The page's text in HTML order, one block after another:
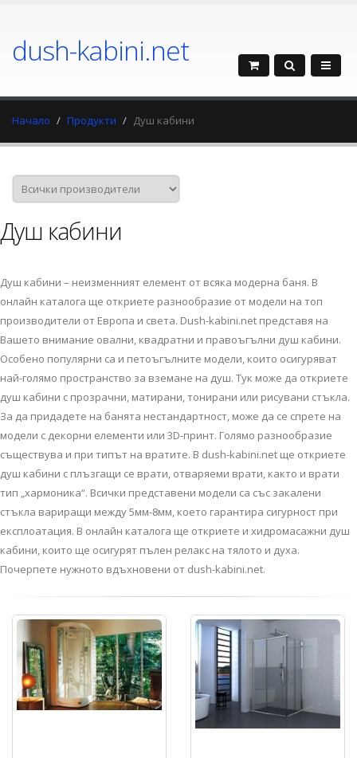
dush-kabini.net
Начало Продукти Душ кабини
Душ кабини
Душ кабини – неизменният елемент от всяка модерна баня. В
онлайн каталога ще откриете разнообразие от модели на топ
производители от Европа и света. Dush-kabini.net представя на
Вашето внимание овални, квадратни и правоъгълни душ кабини.
Особено популярни са и петоъгълните модели, които осигуряват
най-голямо пространство за вземане на душ. Тук може да откриете
душ кабини с прозрачни, матирани, тонирани или рисувани стъкла.
За да придадете на банята нестандартност, може да се спрете на
модели с декорни елементи или 3D-принт. Голямо разнообразие
съществува и при типът на вратите. В dush-kabini.net ще откриете
душ кабини с плъзгащи се врати, отваряеми врати, както и врати
тип „хармоника“. Всички представени модели са със закалени
стъкла вариращи между 5мм-8мм, което гарантира сигурност при
експлоатация. В онлайн каталога ще откриете и хидромасажни душ
кабини, които ще осигурят пълен релакс на тялото и духа.
Почерпете нужното вдъхновени от dush-kabini.net.